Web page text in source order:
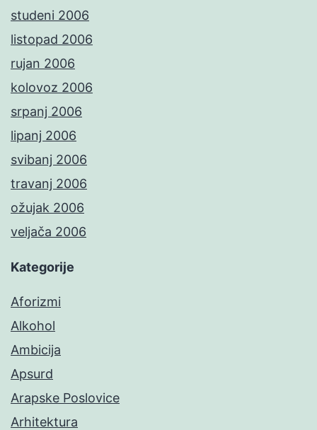
studeni 2006
listopad 2006
rujan 2006
kolovoz 2006
srpanj 2006
lipanj 2006
svibanj 2006
travanj 2006
ožujak 2006
veljača 2006
Kategorije
Aforizmi
Alkohol
Ambicija
Apsurd
Arapske Poslovice
Arhitektura